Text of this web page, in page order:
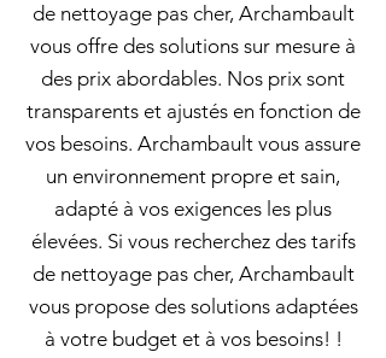
de nettoyage pas cher, Archambault
vous offre des solutions sur mesure à
des prix abordables. Nos prix sont
transparents et ajustés en fonction de
vos besoins. Archambault vous assure
un environnement propre et sain,
adapté à vos exigences les plus
élevées. Si vous recherchez des tarifs
de nettoyage pas cher, Archambault
vous propose des solutions adaptées
à votre budget et à vos besoins! !